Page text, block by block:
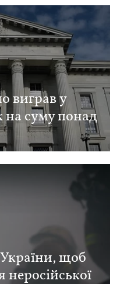
виграв у
на суму понад
щоб
неросійської